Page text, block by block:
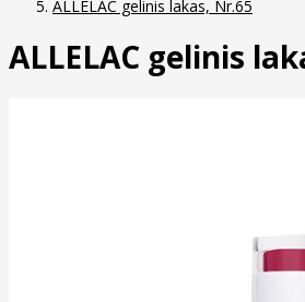
ALLELAC gelinis lakas, Nr.65
ALLELAC gelinis